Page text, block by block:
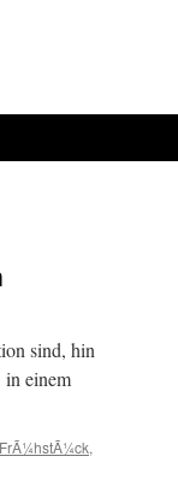
sind, hin
in einem
FrÃ¼hstÃ¼ck,